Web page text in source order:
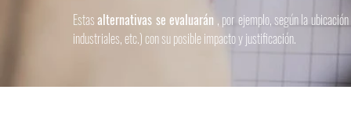
Estasalternativas se evaluarán , por ejemplo, según la
industriales, etc.) con su posible impacto y justificación.